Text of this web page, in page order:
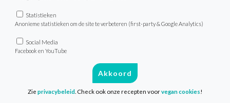
Statistieken
Anonieme statistieken om de site te verbeteren (first-party & Google Analytics)
Social Media
Facebook en YouTube
Akkoord
Zie privacybeleid . Check ook onze recepten voorvegan cookies!